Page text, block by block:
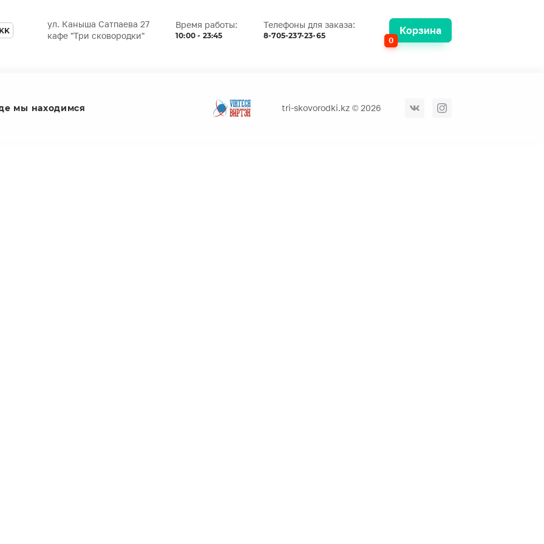
KK
ул. Каныша Сатпаева 27
кафе "Три сковородки"
Время работы:
10:00 - 23:45
Телефоны для заказа:
8-705-237-23-65
Корзина
0
мы находимся tri-skovorodki.kz © 2026